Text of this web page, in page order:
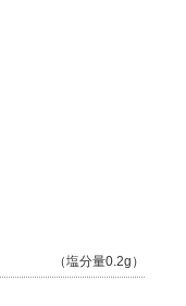
（塩分量0.2g）